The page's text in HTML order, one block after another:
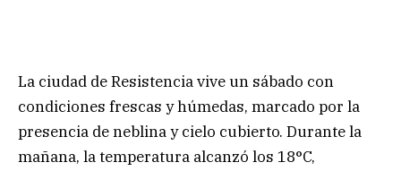
La ciudad de Resistencia vive un sábado con
condiciones frescas y húmedas, marcado por la
presencia de neblina y cielo cubierto. Durante la
mañana, la temperatura alcanzó los 18°C,